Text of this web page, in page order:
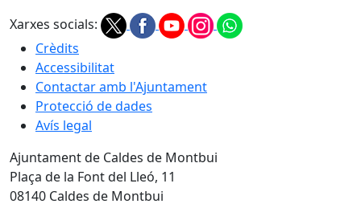
Xarxes socials:
Crèdits
Accessibilitat
Contactar amb l'Ajuntament
Protecció de dades
Avís legal
Ajuntament de Caldes de Montbui
Plaça de la Font del Lleó, 11
08140 Caldes de Montbui